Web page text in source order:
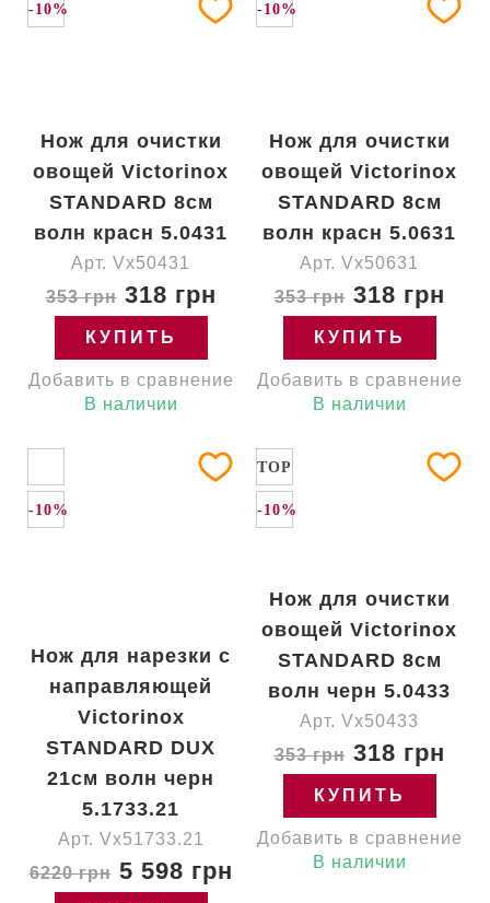
-10%
Нож для очистки
овощей Victorinox
STANDARD 8см
волн красн 5.0431
Арт. Vx50431
353 грн318 грн
КУПИТЬ
Добавить в сравнение
В наличии
-10%
Нож для очистки
овощей Victorinox
STANDARD 8см
волн красн 5.0631
Арт. Vx50631
353 грн318 грн
КУПИТЬ
Добавить в сравнение
В наличии
-10%
Нож для нарезки с
направляющей
Victorinox
STANDARD DUX
21см волн черн
5.1733.21
Арт. Vx51733.21
6220 грн5 598 грн
TOP
-10%
Нож для очистки
овощей Victorinox
STANDARD 8см
волн черн 5.0433
Арт. Vx50433
353 грн318 грн
КУПИТЬ
Добавить в сравнение
В наличии